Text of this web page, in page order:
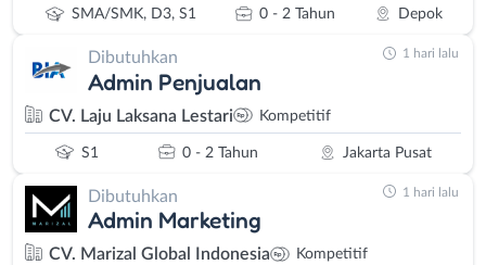
SMA/SMK, D3, S1 0 - 2 Tahun Depok
Dibutuhkan
Admin Penjualan
CV. Laju Laksana Lestari Kompetitif
S1 0 - 2 Tahun Jakarta Pusat
1 hari lalu
Dibutuhkan
Admin Marketing
CV. Marizal Global Indonesia Kompetitif
1 hari lalu